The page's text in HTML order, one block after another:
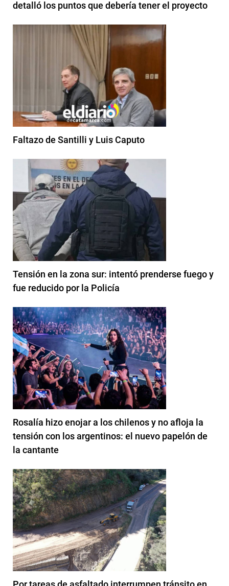
detalló los puntos que debería tener el proyecto
Faltazo de Santilli y Luis Caputo
Tensión en la zona sur: intentó prenderse fuego y
fue reducido por la Policía
Rosalía hizo enojar a los chilenos y no afloja la
tensión con los argentinos: el nuevo papelón de
la cantante